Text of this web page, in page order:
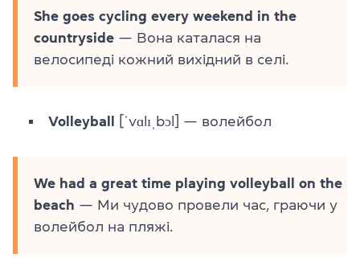
She goes cycling every weekend in the
countryside — Вона каталася на
велосипеді кожний вихідний в селі.
Volleyball [ˈvɑlɪˌbɔl] — волейбол
We had a great time playing volleyball on the
beach — Ми чудово провели час, граючи у
волейбол на пляжі.